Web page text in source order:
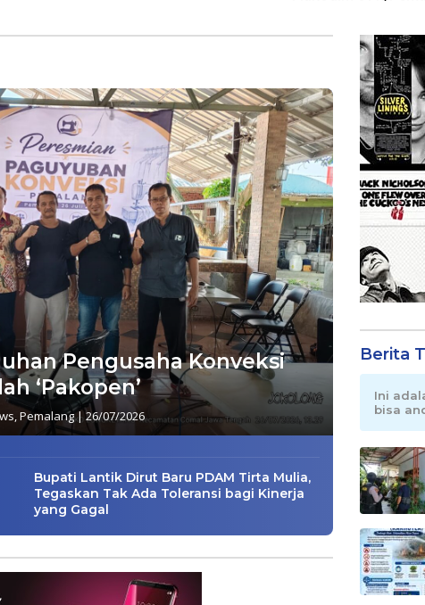
Pengusaha Konveksi
‘Pakopen’
,Pemalang|26/07/2026
Bupati Lantik Dirut Baru PDAM Tirta Mulia,
Tegaskan Tak Ada Toleransi bagi Kinerja
yang Gagal
Berita
Ini
bisa